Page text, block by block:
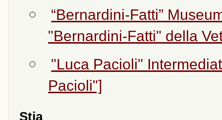
“Bernardini-Fatti”
"Bernardini-Fatti" della
"Luca Pacioli"
Pacioli"]
Stia